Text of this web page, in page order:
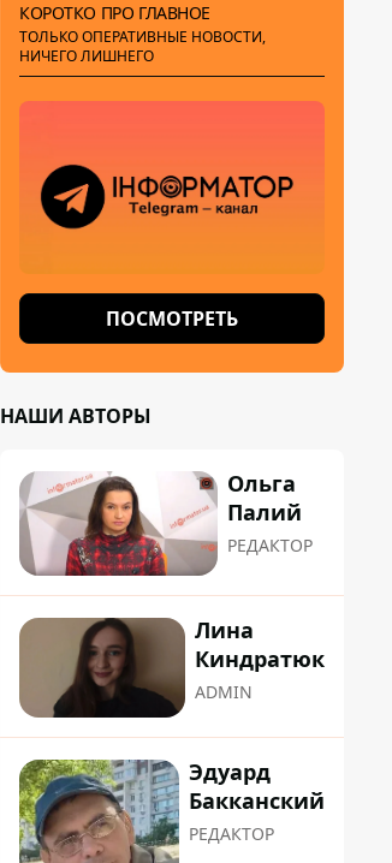
КОРОТКО ПРО ГЛАВНОЕ
ТОЛЬКО ОПЕРАТИВНЫЕ НОВОСТИ,
НИЧЕГО ЛИШНЕГО
ПОСМОТРЕТЬ
НАШИ АВТОРЫ
Ольга
Палий
РЕДАКТОР
Лина
Киндратюк
ADMIN
Эдуард
Бакканский
РЕДАКТОР